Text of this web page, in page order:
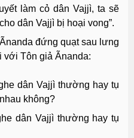
làm cỏ dân Vajjì, ta sẽ
dân Vajjì bị hoại vong”.
đứng quạt sau lưng
với Tôn giả Ãnanda:
dân Vajjì thường hay tụ
không?
dân Vajjì thường hay tụ